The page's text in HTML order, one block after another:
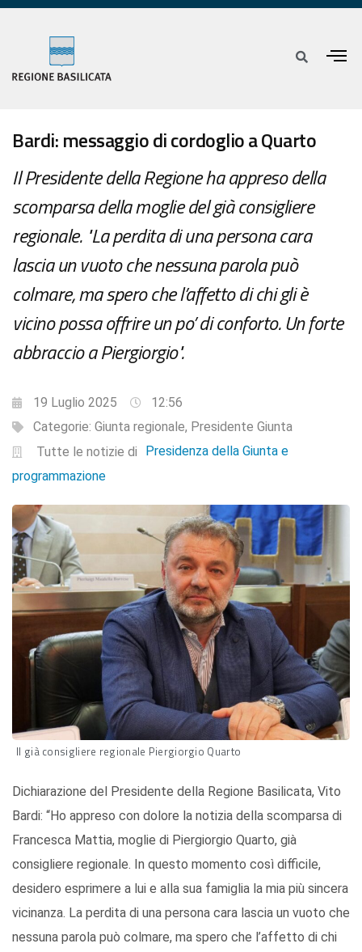
Bardi: messaggio di cordoglio a Quarto
Il Presidente della Regione ha appreso della
scomparsa della moglie del già consigliere
regionale. "La perdita di una persona cara
lascia un vuoto che nessuna parola può
colmare, ma spero che l’affetto di chi gli è
vicino possa offrire un po’ di conforto. Un forte
abbraccio a Piergiorgio".
19 Luglio 2025
12:56
Categorie: Giunta regionale, Presidente Giunta
Tutte le notizie di
Presidenza della Giunta e
programmazione
Il già consigliere regionale Piergiorgio Quarto
Dichiarazione del Presidente della Regione Basilicata, Vito
Bardi: “Ho appreso con dolore la notizia della scomparsa di
Francesca Mattia, moglie di Piergiorgio Quarto, già
consigliere regionale. In questo momento così difficile,
desidero esprimere a lui e alla sua famiglia la mia più sincera
vicinanza. La perdita di una persona cara lascia un vuoto che
nessuna parola può colmare, ma spero che l’affetto di chi